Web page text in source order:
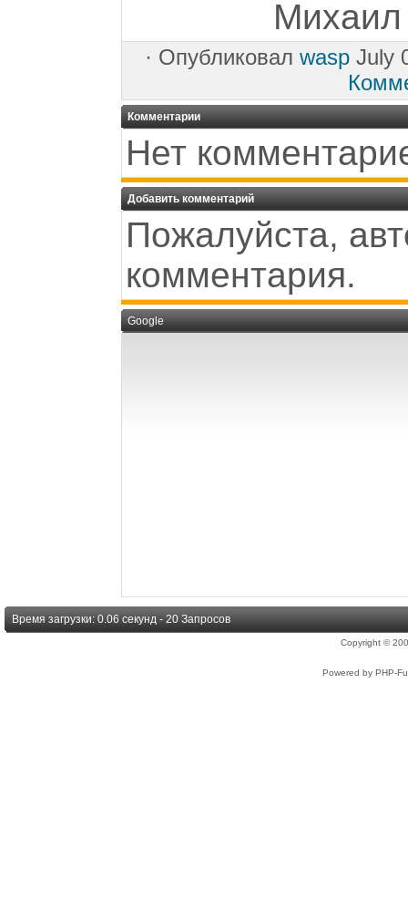
Михаил
· Опубликовал wasp July
Комментарии
Нет
Добавить комментарий
Пожалуйста,
комментария.
Google
Время загрузки: 0.06 секунд - 20 Запросов
Copyright ©
Powered by PHP-